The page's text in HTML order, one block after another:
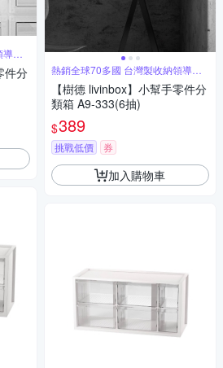
導品
件分
熱銷全球70多國 台灣製收納領導品
牌
【樹德 livinbox】小幫手零件分
類箱 A9-333(6抽)
$389
挑戰低價 券
加入購物車